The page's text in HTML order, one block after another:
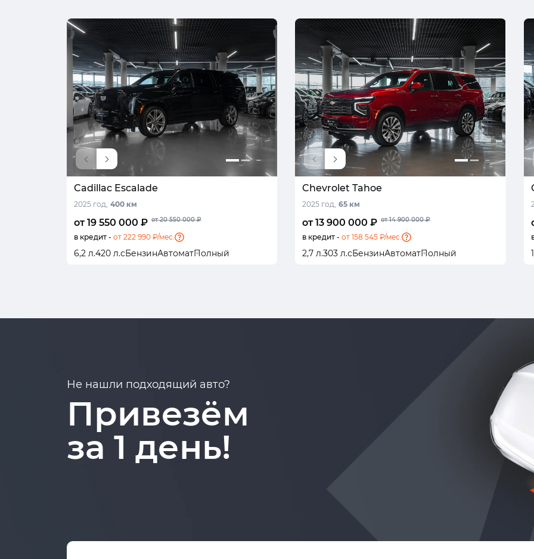
Cadillac Escalade
2025 год, 400 км
от 19 550 000 ₽ от 20 550 000 ₽
в кредит - от 222 990 ₽/мес.
6,2 л.420 л.сБензинАвтоматПолный
Chevrolet Tahoe
2025 год, 65 км
от 13 900 000 ₽ от 14 900 000 ₽
в кредит - от 158 545 ₽/мес.
2,7 л.303 л.сБензинАвтоматПолный
Не нашли подходящий авто?
Привезём
за 1 день!